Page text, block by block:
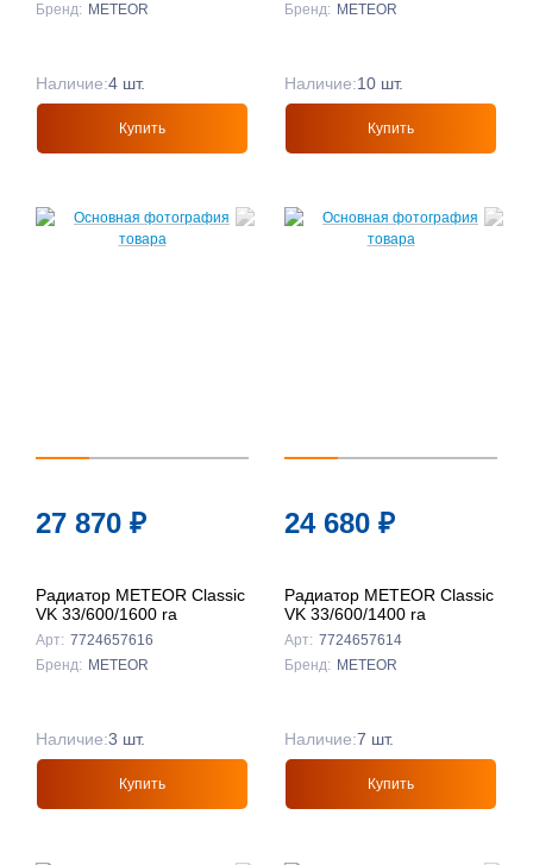
Бренд: METEOR
Наличие:4 шт.
Купить
Бренд: METEOR
Наличие:10 шт.
Купить
27 870 ₽
Радиатор METEOR Classic
VK 33/600/1600 ra
Арт: 7724657616
Бренд: METEOR
Наличие:3 шт.
Купить
24 680 ₽
Радиатор METEOR Classic
VK 33/600/1400 ra
Арт: 7724657614
Бренд: METEOR
Наличие:7 шт.
Купить